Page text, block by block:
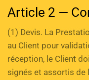
Article 2 —
(1) Devis. La
au Client pour
réception, le Client
signés et assortis de